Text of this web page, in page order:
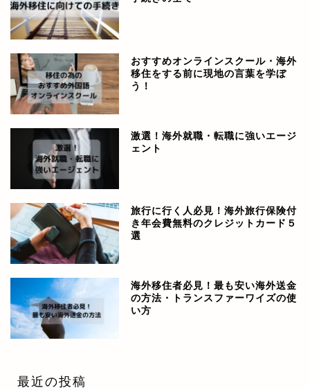
おすすめオンラインスクール・海外
移住をする前に現地の言葉を学ぼ
う！
激選！海外就職・転職に強いエージ
ェント
旅行に行く人必見！海外旅行保険付
き年会費無料のクレジットカード５
選
海外移住者必見！最も安い海外送金
の方法・トランスファーワイズの使
い方
最近の投稿